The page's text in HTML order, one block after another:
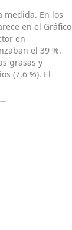
medida. En los
en el Gráfico
en
el 39 %.
grasas y
(7,6 %). El